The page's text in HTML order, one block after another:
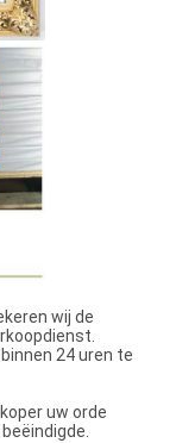
wij de
24 uren te
uw orde